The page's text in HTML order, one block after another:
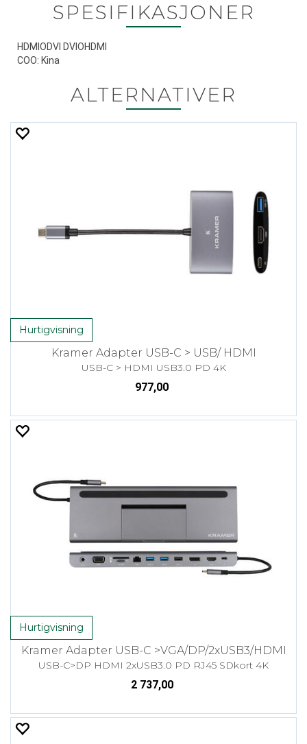
SPESIFIKASJONER
HDMIODVI DVIOHDMI
COO: Kina
ALTERNATIVER
Hurtigvisning
Kramer Adapter USB-C > USB/ HDMI
USB-C > HDMI USB3.0 PD 4K
977,00
Hurtigvisning
Kramer Adapter USB-C >VGA/DP/2xUSB3/HDMI
USB-C>DP HDMI 2xUSB3.0 PD RJ45 SDkort 4K
2 737,00